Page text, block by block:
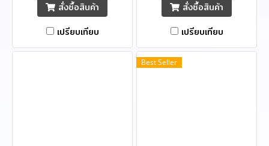
เมตตาอเนกอนันต์ประการ ทรง
ทุกข์ได้ยาก ด้วยเชื่อกันว่าด้วย
พระญาณบารมีของพระโพธิ
สั่งซื้อสินค้า
เปรียบเทียบ
คุ้มครองแคล้วคลาดปลอดภัย
สมหวังดังประการ สติปัญญา
กระจ่างแจ้ง
สั่งซื้อสินค้า
เปรียบเทียบ
Best Seller